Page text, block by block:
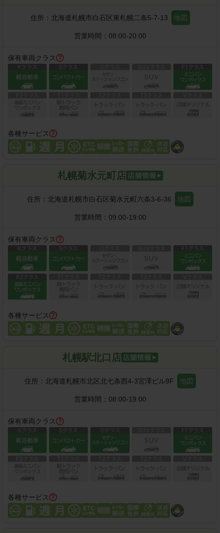
住所： 北海道札幌市白石区東札幌二条5-7-13 地図
営業時間： 08:00-20:00
保有車両クラス
各種サービス
札幌菊水元町店
住所： 北海道札幌市白石区菊水元町六条3-6-36 地図
営業時間： 09:00-19:00
保有車両クラス
各種サービス
札幌駅北口店
住所： 北海道札幌市北区北七条西4-3宮澤ビル9F 地図
営業時間： 08:00-19:00
保有車両クラス
各種サービス